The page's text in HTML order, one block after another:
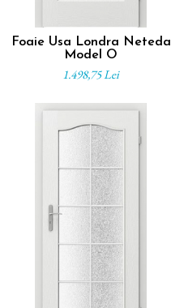
Foaie Usa Londra Neteda
Model O
1.498,75 Lei